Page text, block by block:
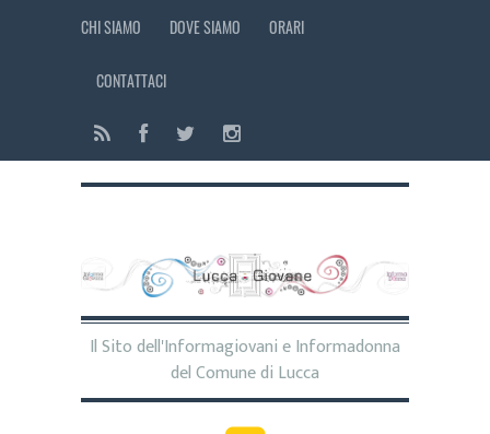
CHI SIAMO DOVE SIAMO ORARI
CONTATTACI
Il Sito dell'Informagiovani e Informadonna
del Comune di Lucca